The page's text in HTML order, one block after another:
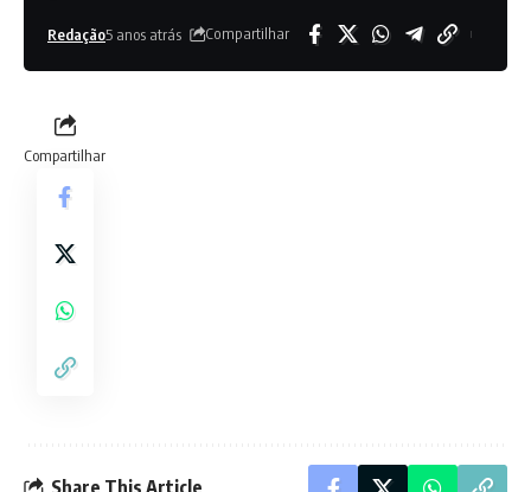
Redação5 anos atrás Compartilhar
Compartilhar